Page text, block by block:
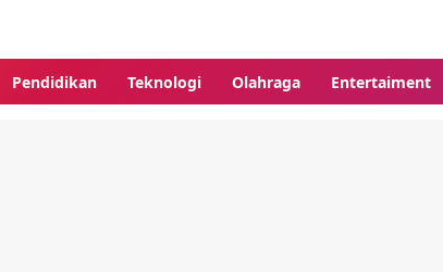
Pendidikan Teknologi Olahraga Entertaiment